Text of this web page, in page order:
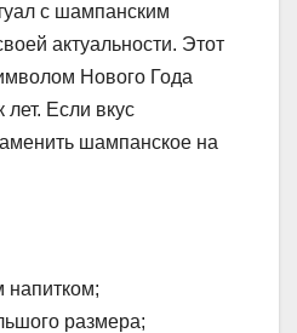
с шампанским
актуальности. Этот
Нового Года
Если вкус
шампанское на
напитком;
размера;